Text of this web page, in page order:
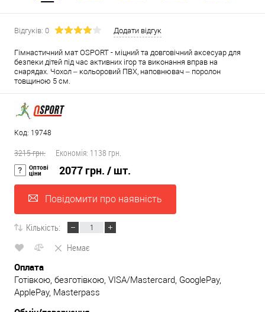
Відгуків: 0 Додати відгук
Гімнастичний мат OSPORT - міцний та довговічний аксесуар для
безпеки дітей під час активних ігор та виконання вправ на
снарядах. Чохол – кольоровий ПВХ, наповнювач – поролон
товщиною 5 см.
Код: 19748
3215 грн. Економія: 1138 грн.
Оптові
ціни 2077 грн. / шт.
Повідомити про наявність
Кількість:
Немає
Оплата
Готівкою, безготівкою, VISA/Mastercard, GooglePay,
ApplePay, Masterpass